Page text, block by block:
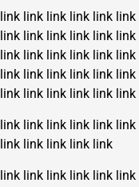
link link link link link link
link link link link link link
link link link link link link
link link link link link link
link link link link link link
link link link link link link
link link link link link
link link link link link link